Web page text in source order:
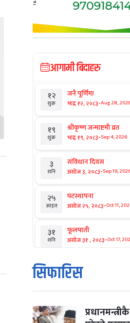
आगामी बिदाहरु
१२
शुक्र
जनै पूर्णिमा
भाद्र १२, २०८३-Aug 28,
१९
शुक्र
श्रीकृष्ण जन्माष्टमी व्रत
भाद्र १९, २०८३-Sep 4, 2026
३
शनि
संविधान दिवस
असोज ३, २०८३-Sep 19,
२५
आइत
घटस्थापना
असोज २५, २०८३-Oct 11,
३१
शनि
फूलपाती
असोज ३१ , २०८३-Oct 17,
१
आइत
कार्तिक सङ्क्रान्ति
कार्तिक १, २०८३
मंगल कार्तिक ३, २०८३-Oct 20,
सिफारिस